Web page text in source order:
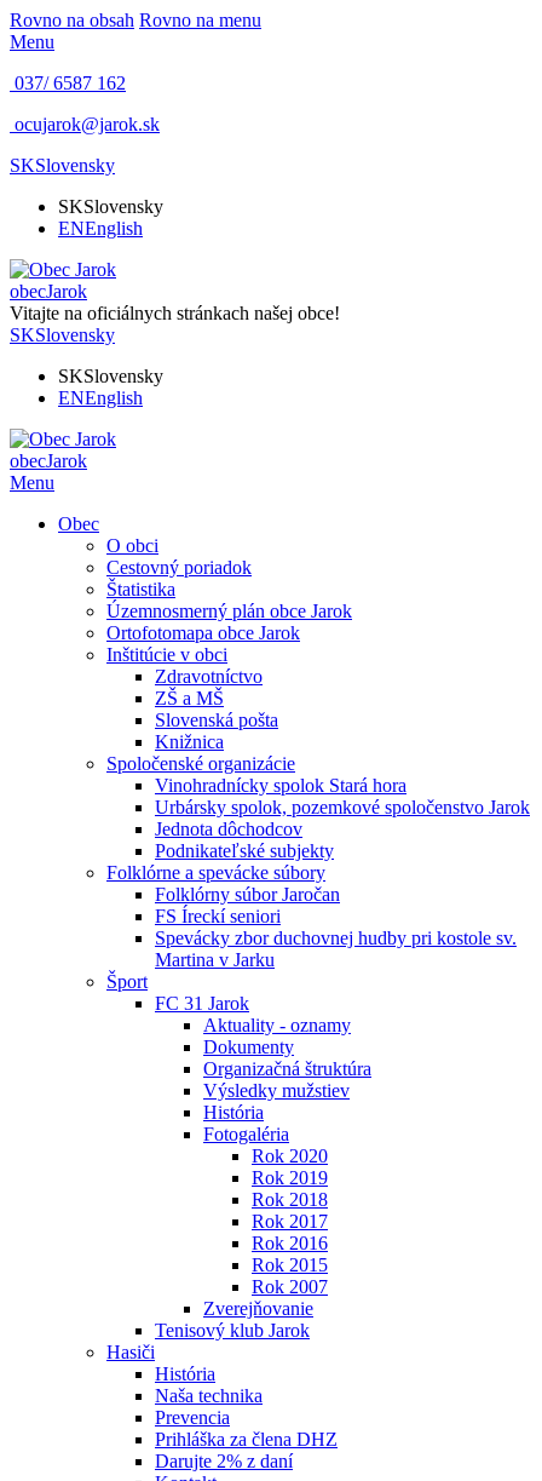
Rovno na obsah Rovno na menu
Menu
037/ 6587 162
ocujarok@jarok.sk
SKSlovensky
SKSlovensky
ENEnglish
obecJarok
Vitajte na oficiálnych stránkach našej obce!
SKSlovensky
SKSlovensky
ENEnglish
obecJarok
Menu
Obec
O obci
Cestovný poriadok
Štatistika
Územnosmerný plán obce Jarok
Ortofotomapa obce Jarok
Inštitúcie v obci
Zdravotníctvo
ZŠ a MŠ
Slovenská pošta
Knižnica
Spoločenské organizácie
Vinohradnícky spolok Stará hora
Urbársky spolok, pozemkové spoločenstvo Jarok
Jednota dôchodcov
Podnikateľské subjekty
Folklórne a spevácke súbory
Folklórny súbor Jaročan
FS Íreckí seniori
Spevácky zbor duchovnej hudby pri kostole sv.
Martina v Jarku
Šport
FC 31 Jarok
Aktuality - oznamy
Dokumenty
Organizačná štruktúra
Výsledky mužstiev
História
Fotogaléria
Rok 2020
Rok 2019
Rok 2018
Rok 2017
Rok 2016
Rok 2015
Rok 2007
Zverejňovanie
Tenisový klub Jarok
Hasiči
História
Naša technika
Prevencia
Prihláška za člena DHZ
Darujte 2% z daní